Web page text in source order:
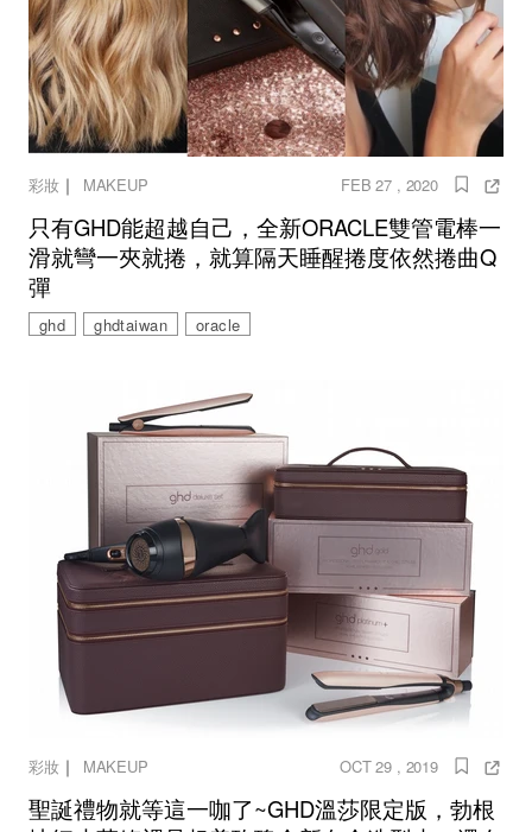
彩妝｜ MAKEUP FEB 27 , 2020
只有GHD能超越自己，全新ORACLE雙管電棒一
滑就彎一夾就捲，就算隔天睡醒捲度依然捲曲Q
彈
ghd ghdtaiwan oracle
彩妝｜ MAKEUP OCT 29 , 2019
聖誕禮物就等這一咖了~GHD溫莎限定版，勃根